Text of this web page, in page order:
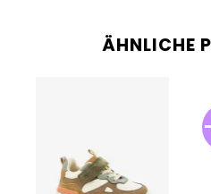
ÄHNLICHE